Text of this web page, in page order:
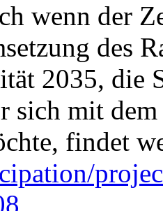
wenn der
des
2035, die
sich mit
findet